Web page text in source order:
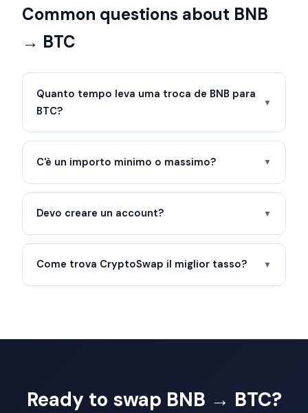
Common questions about BNB
→ BTC
Quanto tempo leva uma troca de BNB para
BTC?
▼
C'è un importo minimo o massimo? ▼
Devo creare un account? ▼
Come trova CryptoSwap il miglior tasso? ▼
Ready to swap BNB → BTC?